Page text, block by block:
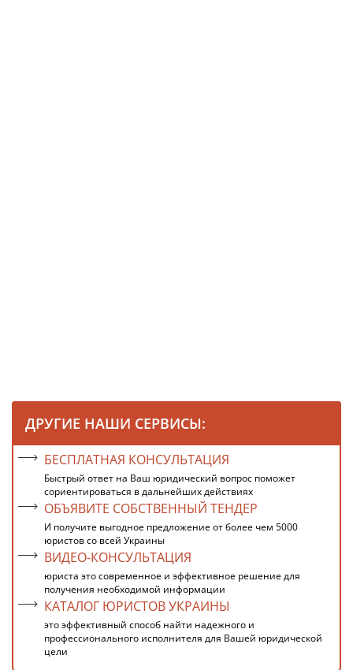
ДРУГИЕ НАШИ СЕРВИСЫ:
БЕСПЛАТНАЯ КОНСУЛЬТАЦИЯ
Быстрый ответ на Ваш юридический вопрос поможет
сориентироваться в дальнейших действиях
ОБЪЯВИТЕ СОБСТВЕННЫЙ ТЕНДЕР
И получите выгодное предложение от более чем 5000
юристов со всей Украины
ВИДЕО-КОНСУЛЬТАЦИЯ
юриста это современное и эффективное решение для
получения необходимой информации
КАТАЛОГ ЮРИСТОВ УКРАИНЫ
это эффективный способ найти надежного и
профессионального исполнителя для Вашей юридической
цели